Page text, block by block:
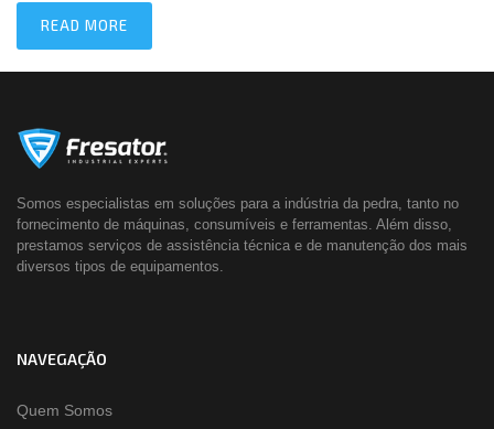
READ MORE
Somos especialistas em soluções para a indústria da pedra, tanto no
fornecimento de máquinas, consumíveis e ferramentas. Além disso,
prestamos serviços de assistência técnica e de manutenção dos mais
diversos tipos de equipamentos.
NAVEGAÇÃO
Quem Somos